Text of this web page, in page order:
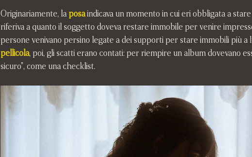
Originariamente, la posa indicava un momento in cui eri obbligata a
riferiva a quanto il soggetto doveva restare immobile per venire
persone venivano persino legate a dei supporti per stare immobili più a
pellicola, poi, gli scatti erano contati: per riempire un album dovevano
sicuro", come una checklist.